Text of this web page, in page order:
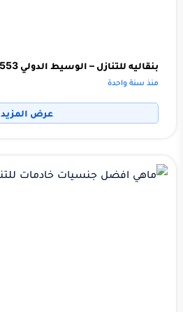
بنقاليه للتنازل – الوسيط الدولي 0533370553
منذ سنة واحدة
عرض المزيد